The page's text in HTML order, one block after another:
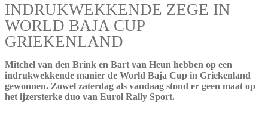
INDRUKWEKKENDE ZEGE IN
WORLD BAJA CUP
GRIEKENLAND
Mitchel van den Brink en Bart van Heun hebben op een
indrukwekkende manier de World Baja Cup in Griekenland
gewonnen. Zowel zaterdag als vandaag stond er geen maat op
het ijzersterke duo van Eurol Rally Sport.